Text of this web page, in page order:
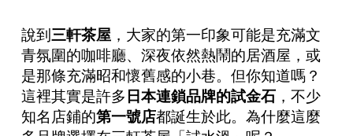
說到 三軒茶屋 ，大家的第一印象可能是充滿文
青氛圍的咖啡廳、深夜依然熱鬧的居酒屋，或
是那條充滿昭和懷舊感的小巷。但你知道嗎？
這裡其實是許多 日本連鎖品牌的試金石，不少
知名店鋪的第一號店都誕生於此。為什麼這麼